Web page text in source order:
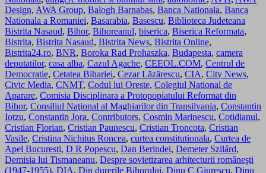
Design, AWA Group, Balogh Barnabas, Banca Nationala, Banca
Nationala a Romaniei, Basarabia, Basescu, Biblioteca Judeteana
Bistrita Nasaud, Bihor, Bihoreanul, biserica, Biserica Reformata,
Bistrita, Bistrita Nasaud, Bistrita News, Bistrita Online,
Bistrita24.ro, BNR, Boroka Rad Prohaszka, Budapesta, camera
deputatilor, casa alba, Cazul Agache, CEEOL.COM, Centrul de
Democratie, Cetatea Bihariei, Cezar Lăzărescu, CIA, City News,
Civic Media, CNMT, Codul lui Oreste, Colegiul National de
Aparare, Comisia Disciplinara a Protopopiatului Reformat din
Bihor, Consiliul Naţional al Maghiarilor din Transilvania, Constantin
Iotzu, Constantin Jora, Contributors, Cosmin Marinescu, Cotidianul,
Cristian Florian, Cristian Paunescu, Cristian Troncota, Cristian
Vasile, Cristina Nichitus Roncea, curtea constitutionala, Curtea de
Apel Bucuresti, D R Popescu, Dan Berindei, Demeter Szilárd,
Demisia lui Tismaneanu, Despre sovietizarea arhitecturii româneşti
(1947-1955), DIA, Din durerile Bihorului, Dinu C Giurescu, Dinu